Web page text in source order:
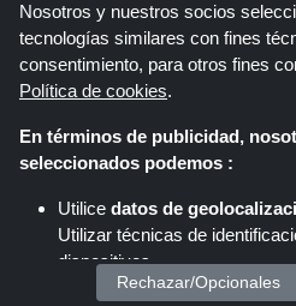
EAMTI Jewelry
Coupons
realidad tus sueños
Eamti Jewelry
FAQs
Nosotros y nuestros socios
tecnologías similares con fines
consentimiento, para otros fines
Política de cookies.
En términos de publicidad,
seleccionados podemos :
Utilice datos de
Utilizar técnicas de
dispositivos.
Almacenar y/o acceder a
Rechazar/Opcionales